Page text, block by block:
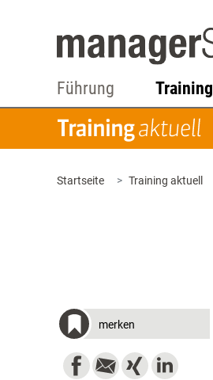
Führung Training
Startseite Training aktuell
merken